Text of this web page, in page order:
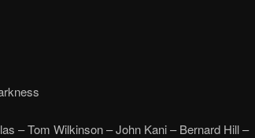
– Tom Wilkinson – John Kani – Bernard Hill –